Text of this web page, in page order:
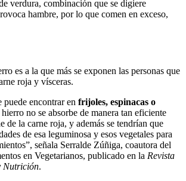
verdura, combinación que se digiere
hambre, por lo que comen en exceso,
es a la que más se exponen las personas que
roja y vísceras.
encontrar en frijoles, espinacas o
no se absorbe de manera tan eficiente
de la carne roja, y además se tendrían que
de esa leguminosa y esos vegetales para
señala Serralde Zúñiga, coautora del
en Vegetarianos, publicado en la Revista
Nutrición.